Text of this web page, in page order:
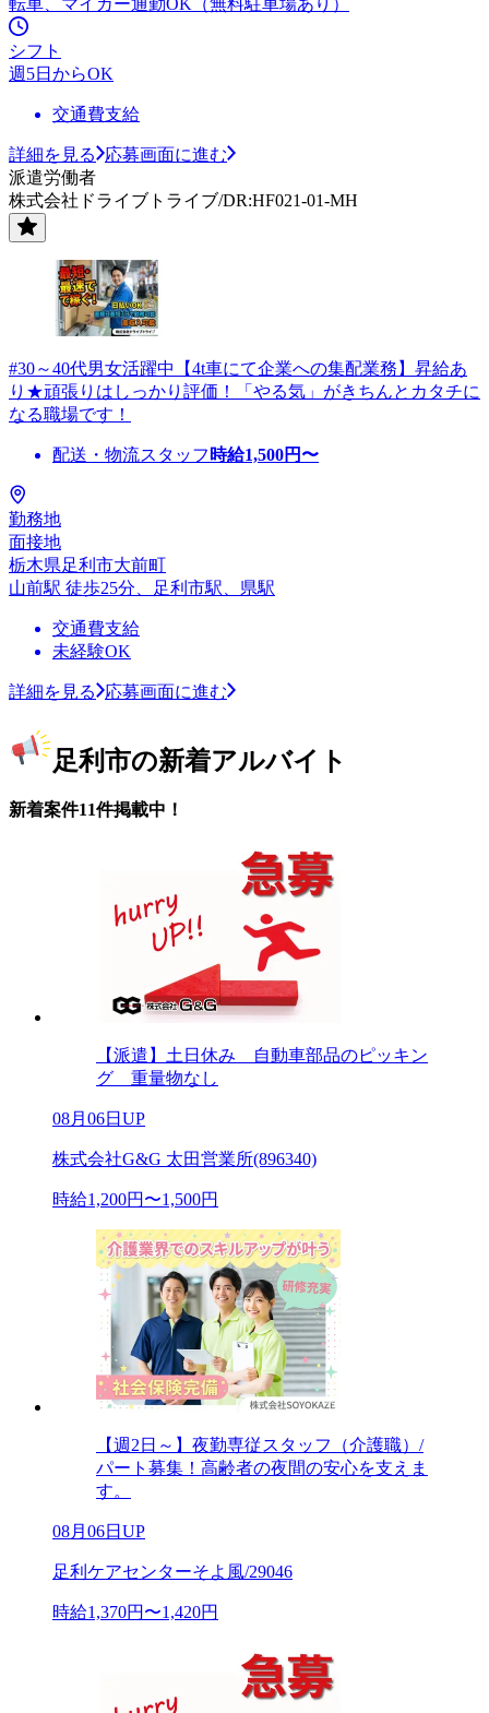
シフト
週5日からOK
交通費支給
詳細を見る
応募画面に進む
派遣労働者
株式会社ドライブトライブ/DR:HF021-01-MH
#30～40代男女活躍中【4t車にて企業への集配業務】昇給あ
り★頑張りはしっかり評価！「やる気」がきちんとカタチに
なる職場です！
配送・物流スタッフ 時給1,500円〜
勤務地
面接地
栃木県足利市大前町
山前駅 徒歩25分、足利市駅、県駅
交通費支給
未経験OK
詳細を見る 応募画面に進む
足利市の新着アルバイト
新着案件11件掲載中！
【派遣】土日休み 自動車部品のピッキン
グ 重量物なし
08月06日UP
株式会社G&G 太田営業所(896340)
時給1,200円〜1,500円
【週2日～】夜勤専従スタッフ（介護職）/
パート募集！高齢者の夜間の安心を支えま
す。
08月06日UP
足利ケアセンターそよ風/29046
時給1,370円〜1,420円